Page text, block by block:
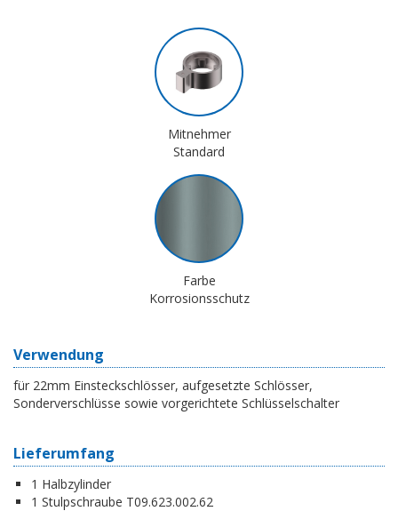
Mitnehmer
Standard
Farbe
Korrosionsschutz
Verwendung
für 22mm Einsteckschlösser, aufgesetzte Schlösser,
Sonderverschlüsse sowie vorgerichtete Schlüsselschalter
Lieferumfang
1 Halbzylinder
1 Stulpschraube T09.623.002.62